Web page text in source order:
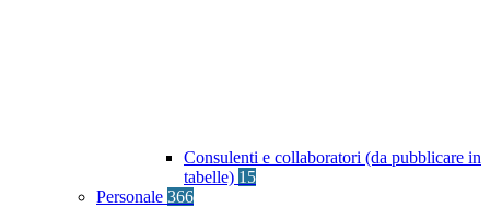
Consulenti e collaboratori (da pubblicare in
tabelle) 15
Personale 366